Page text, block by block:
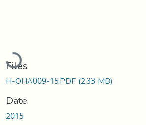
Loading...
Files
H-OHA009-15.PDF(2.33 MB)
Date
2015